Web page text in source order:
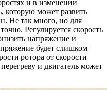
и в изменении
которую может развить
Не так много, но для
Регулируется скорость
напряжение и
будет слишком
ротора от скорости
и двигатель может